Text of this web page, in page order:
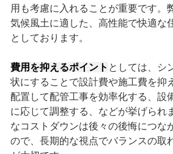
用も考慮に入れることが重要です。
気候風土に適した、高性能で快適な
としております。
費用を抑えるポイント としては、シ
状にすることで設計費や施工費を抑
配置して配管工事を効率化する、設
に応じて調整する、などが挙げられ
なコストダウンは後々の後悔につな
ので、長期的な視点でバランスの取